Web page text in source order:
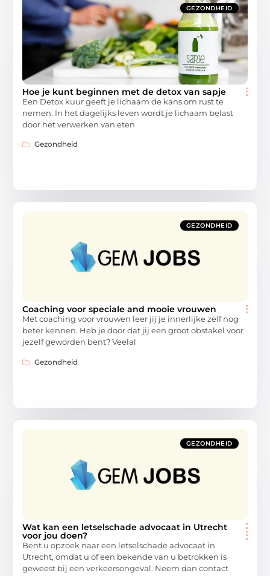
GEZONDHEID
Hoe je kunt beginnen met de detox van sapje
Een Detox kuur geeft je lichaam de kans om rust te
nemen. In het dagelijks leven wordt je lichaam belast
door het verwerken van eten
Gezondheid
GEZONDHEID
Coaching voor speciale and mooie vrouwen
Met coaching voor vrouwen leer jij je innerlijke zelf nog
beter kennen. Heb je door dat jij een groot obstakel voor
jezelf geworden bent? Veelal
Gezondheid
GEZONDHEID
Wat kan een letselschade advocaat in Utrecht
voor jou doen?
Bent u opzoek naar een letselschade advocaat in
Utrecht, omdat u of een bekende van u betrokken is
geweest bij een verkeersongeval. Neem dan contact